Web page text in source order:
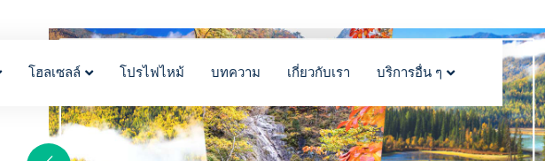
โฮลเซลล์ โปรไฟไหม้ บทความ เกี่ยวกับเรา บริการอื่น ๆ